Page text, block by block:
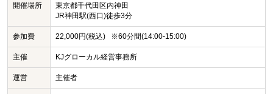
開催場所
東京都千代田区内神田
JR神田駅(西口)徒歩3分
参加費 22,000円(税込) ※60分間(14:00-15:00)
主催 KJグローカル経営事務所
運営 主催者